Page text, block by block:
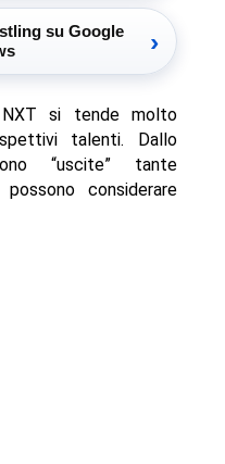
su Google
›
NXT si tende molto
talenti. Dallo
“uscite” tante
considerare